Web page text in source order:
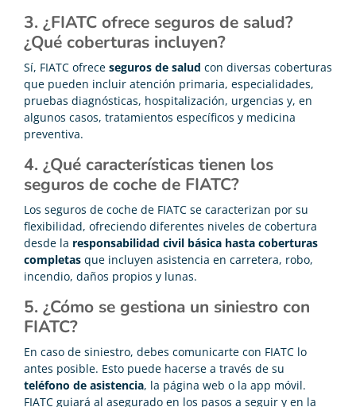
3. ¿FIATC ofrece seguros de salud?
¿Qué coberturas incluyen?
Sí, FIATC ofrece seguros de salud con diversas coberturas
que pueden incluir atención primaria, especialidades,
pruebas diagnósticas, hospitalización, urgencias y, en
algunos casos, tratamientos específicos y medicina
preventiva.
4. ¿Qué características tienen los
seguros de coche de FIATC?
Los seguros de coche de FIATC se caracterizan por su
flexibilidad, ofreciendo diferentes niveles de cobertura
desde la responsabilidad civil básica hasta coberturas
completas que incluyen asistencia en carretera, robo,
incendio, daños propios y lunas.
5. ¿Cómo se gestiona un siniestro con
FIATC?
En caso de siniestro, debes comunicarte con FIATC lo
antes posible. Esto puede hacerse a través de su
teléfono de asistencia, la página web o la app móvil.
FIATC guiará al asegurado en los pasos a seguir y en la